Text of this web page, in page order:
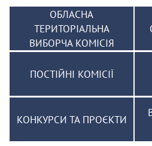
ОБЛАСНА
ТЕРИТОРІАЛЬНА
ВИБОРЧА КОМІСІЯ
ПОСТІЙНІ КОМІСІЇ
КОНКУРСИ ТА ПРОЄКТИ